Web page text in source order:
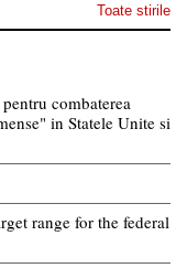
Toate stirile
combaterea
in Statele Unite si
range for the federal